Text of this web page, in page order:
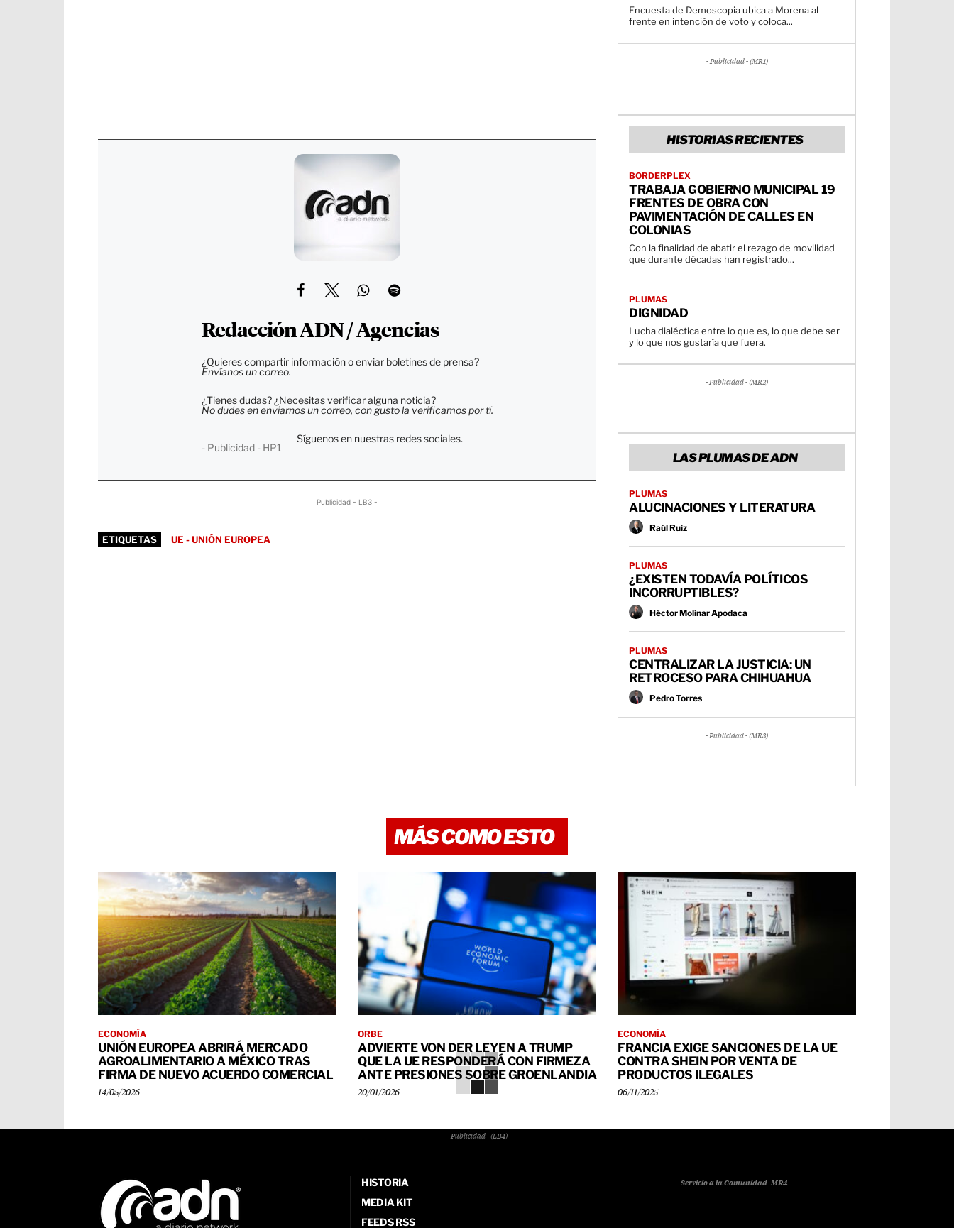
Redacción ADN / Agencias
¿Quieres compartir información o enviar boletines de prensa?
Envíanos un correo.
¿Tienes dudas? ¿Necesitas verificar alguna noticia?
No dudes en enviarnos un correo, con gusto la verificamos por tí.
- Publicidad - HP1
Síguenos en nuestras redes sociales.
Publicidad - LB3 -
ETIQUETAS UE - UNIÓN EUROPEA
Encuesta de Demoscopia ubica a Morena al
frente en intención de voto y coloca...
- Publicidad - (MR1)
HISTORIAS RECIENTES
BORDERPLEX
TRABAJA GOBIERNO MUNICIPAL 19
FRENTES DE OBRA CON
PAVIMENTACIÓN DE CALLES EN
COLONIAS
Con la finalidad de abatir el rezago de movilidad
que durante décadas han registrado...
PLUMAS
DIGNIDAD
Lucha dialéctica entre lo que es, lo que debe ser
y lo que nos gustaría que fuera.
- Publicidad - (MR2)
LAS PLUMAS DE ADN
PLUMAS
ALUCINACIONES Y LITERATURA
Raúl Ruiz
PLUMAS
¿EXISTEN TODAVÍA POLÍTICOS
INCORRUPTIBLES?
Héctor Molinar Apodaca
PLUMAS
CENTRALIZAR LA JUSTICIA: UN
RETROCESO PARA CHIHUAHUA
Pedro Torres
- Publicidad - (MR3)
MÁS COMO ESTO
ECONOMÍA
UNIÓN EUROPEA ABRIRÁ MERCADO
AGROALIMENTARIO A MÉXICO TRAS
FIRMA DE NUEVO ACUERDO COMERCIAL
14/05/2026
ORBE
ADVIERTE VON DER LEYEN A TRUMP
QUE LA UE RESPONDERÁ CON FIRMEZA
ANTE PRESIONES SOBRE GROENLANDIA
20/01/2026
ECONOMÍA
FRANCIA EXIGE SANCIONES DE LA UE
CONTRA SHEIN POR VENTA DE
PRODUCTOS ILEGALES
06/11/2025
- Publicidad - (LB4)
HISTORIA
MEDIA KIT
FEEDS RSS
Servicio a la Comunidad -MR4-